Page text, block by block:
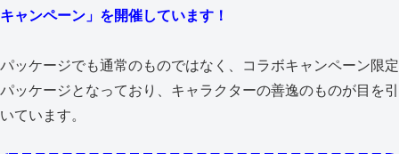
キャンペーン」を開催しています！
パッケージでも通常のものではなく、コラボキャンペーン限定
パッケージとなっており、キャラクターの善逸のものが目を引
いています。